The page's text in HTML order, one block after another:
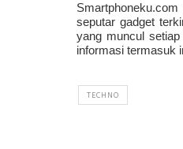
seputar gadget
yang muncul
informasi termasuk
TECHNO